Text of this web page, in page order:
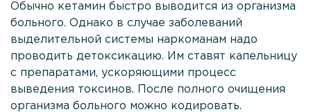
Обычно кетамин быстро выводится из организма
больного. Однако в случае заболеваний
выделительной системы наркоманам надо
проводить детоксикацию. Им ставят капельницу
с препаратами, ускоряющими процесс
выведения токсинов. После полного очищения
организма больного можно кодировать.